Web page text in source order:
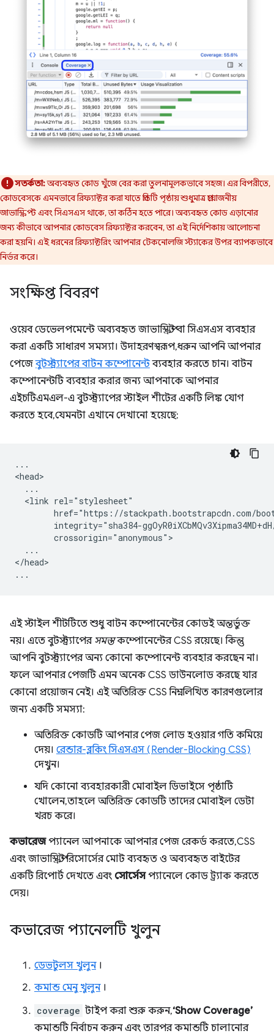
সতর্কতা:অব্যবহৃত কোড খুঁজে বের করা তুলনামূলকভাবে সহজ। এর বিপরীতে,
কোডবেসকে এমনভাবে রিফ্যাক্টর করা যাতে প্রতিটি পৃষ্ঠায় শুধুমাত্র প্রয়োজনীয়
জাভাস্ক্রিপ্ট এবং সিএসএস থাকে, তা কঠিন হতে পারে। অব্যবহৃত কোড এড়ানোর
জন্য কীভাবে আপনার কোডবেস রিফ্যাক্টর করবেন, তা এই নির্দেশিকায় আলোচনা
করা হয়নি। এই ধরনের রিফ্যাক্টরিং আপনার টেকনোলজি স্ট্যাকের উপর ব্যাপকভাবে
নির্ভর করে।
সংক্ষিপ্ত বিবরণ
ওয়েব ডেভেলপমেন্টে অব্যবহৃত জাভাস্ক্রিপ্ট বা সিএসএস ব্যবহার
করা একটি সাধারণ সমস্যা। উদাহরণস্বরূপ, ধরুন আপনি আপনার
পেজেবুটস্ট্র্যাপের বাটন কম্পোনেন্টব্যবহার করতে চান। বাটন
কম্পোনেন্টটি ব্যবহার করার জন্য আপনাকে আপনার
এইচটিএমএল-এ বুটস্ট্র্যাপের স্টাইল শীটের একটি লিঙ্ক যোগ
করতে হবে, যেমনটা এখানে দেখানো হয়েছে:
...
<head>
  ...
  <link rel="stylesheet"
href="https://stackpath.bootstrapcdn.com/
integrity="sha384-
        crossorigin="anonymous">
  ...
</head>
এই স্টাইল শীটটিতে শুধু বাটন কম্পোনেন্টের কোডই অন্তর্ভুক্ত
নয়। এতে বুটস্ট্র্যাপের সমস্তকম্পোনেন্টের CSS রয়েছে। কিন্তু
আপনি বুটস্ট্র্যাপের অন্য কোনো কম্পোনেন্ট ব্যবহার করছেন না।
ফলে আপনার পেজটি এমন অনেক CSS ডাউনলোড করছে যার
কোনো প্রয়োজন নেই। এই অতিরিক্ত CSS নিম্নলিখিত কারণগুলোর
জন্য একটি সমস্যা:
অতিরিক্ত কোডটি আপনার পেজ লোড হওয়ার গতি কমিয়ে
দেয়। রেন্ডার-ব্লকিং সিএসএস (Render-Blocking CSS)
দেখুন।
যদি কোনো ব্যবহারকারী মোবাইল ডিভাইসে পৃষ্ঠাটি
খোলেন, তাহলে অতিরিক্ত কোডটি তাদের মোবাইল ডেটা
খরচ করে।
কভারেজপ্যানেল আপনাকে আপনার পেজ রেকর্ড করতে, CSS
এবং জাভাস্ক্রিপ্ট রিসোর্সের মোট ব্যবহৃত ও অব্যবহৃত বাইটের
একটি রিপোর্ট দেখতে এবং সোর্সেসপ্যানেলে কোড ট্র্যাক করতে
দেয়।
কভারেজ প্যানেলটি খুলুন
ডেভটুলস খুলুন।
কমান্ড মেনু খুলুন।
coverage টাইপ করা শুরু করুন,‘Show Coverage’
কমান্ডটি নির্বাচন করুন এবং তারপর কমান্ডটি চালানোর